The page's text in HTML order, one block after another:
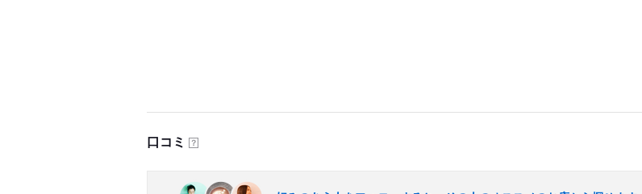
口コミ ？